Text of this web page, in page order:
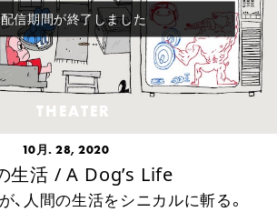
配信期間が終了しました
THEATER
10月. 28, 2020
生活 / A Dog’s Life
、人間の生活をシニカルに斬る。